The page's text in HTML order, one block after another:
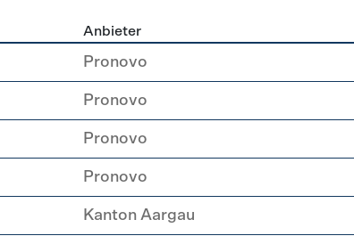
Anbieter
Pronovo
Pronovo
Pronovo
Pronovo
Kanton Aargau